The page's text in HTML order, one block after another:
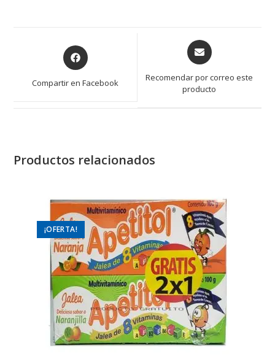
Opens
in
Compartir en Facebook
Opens
in
new
Recomendar por correo este
producto
Productos relacionados
¡OFERTA!